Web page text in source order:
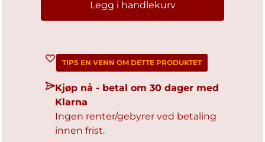
Legg i handlekurv
TIPS EN VENN OM DETTE PRODUKTET
Kjøp nå - betal om 30 dager med
Klarna
Ingen renter/gebyrer ved betaling
innen frist.